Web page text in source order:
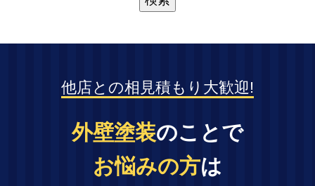
他店との相見積もり大歓迎!
外壁塗装のことで
お悩みの方は